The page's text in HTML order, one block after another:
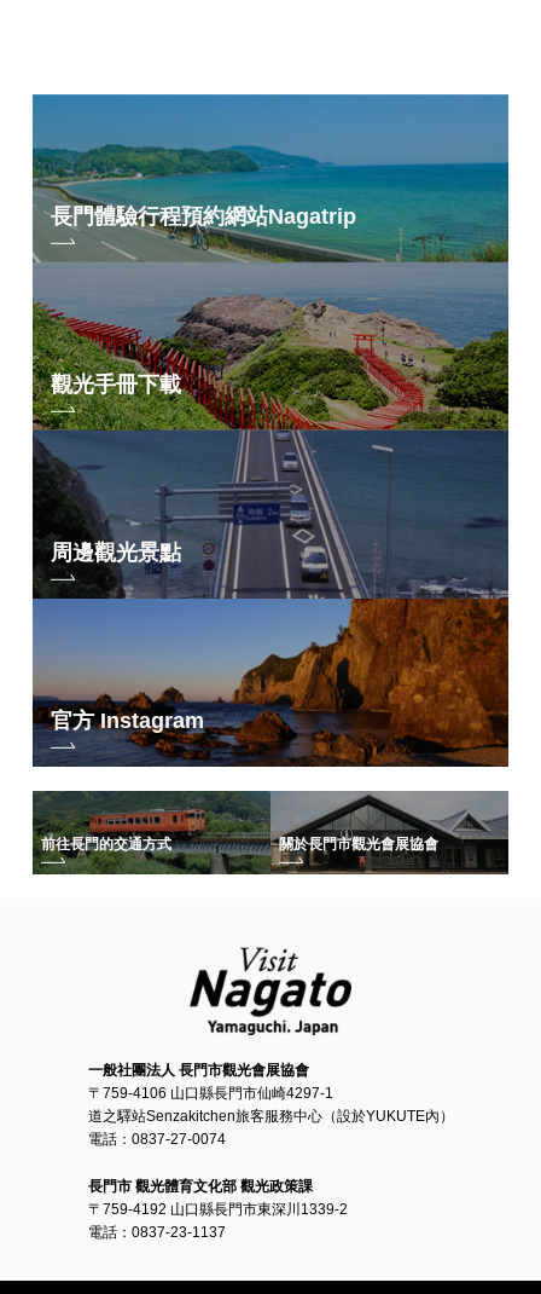
長門體驗行程預約網站Nagatrip
觀光手冊下載
周邊觀光景點
官方 Instagram
前往長門的交通方式 關於長門市觀光會展協會
一般社團法人 長門市觀光會展協會
〒759-4106 山口縣長門市仙崎4297-1
道之驛站Senzakitchen旅客服務中心（設於YUKUTE內）
電話：0837-27-0074
長門市 觀光體育文化部 觀光政策課
〒759-4192 山口縣長門市東深川1339-2
電話：0837-23-1137